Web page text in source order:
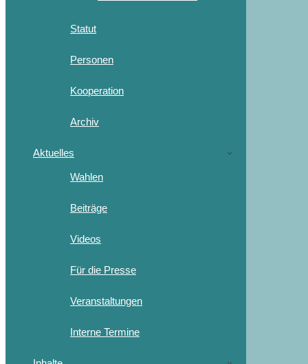
Statut
Personen
Kooperation
Archiv
Aktuelles
Wahlen
Beiträge
Videos
Für die Presse
Veranstaltungen
Interne Termine